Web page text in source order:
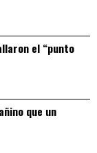
el “punto
que un